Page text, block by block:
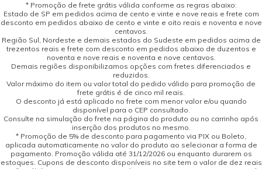
* Promoção de frete grátis válida conforme as regras abaixo:
Estado de SP em pedidos acima de cento e vinte e nove reais e frete com
desconto em pedidos abaixo de cento e vinte e oito reais e noventa e nove
centavos.
Região Sul, Nordeste e demais estados do Sudeste em pedidos acima de
trezentos reais e frete com desconto em pedidos abaixo de duzentos e
noventa e nove reais e noventa e nove centavos.
Demais regiões disponibilizamos opções com fretes diferenciados e
reduzidos.
Valor máximo do item ou valor total do pedido válido para promoção de
frete grátis é de cinco mil reais.
O desconto já está aplicado no frete com menor valor e/ou quando
disponível para o CEP consultado.
Consulte na simulação do frete na página do produto ou no carrinho após
inserção dos produtos no mesmo.
* Promoção de 5% de desconto para pagamento via PIX ou Boleto,
aplicada automaticamente no valor do produto ao selecionar a forma de
pagamento. Promoção válida até 31/12/2026 ou enquanto durarem os
estoques. Cupons de desconto disponíveis no site tem o valor de dez reais